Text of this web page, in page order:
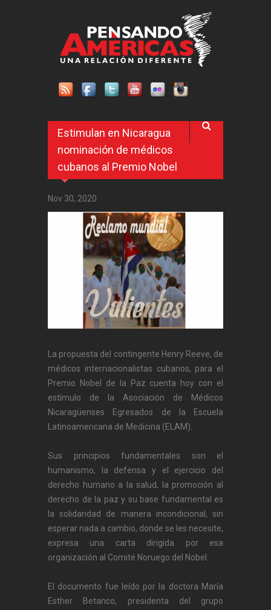
Estimulan en Nicaragua
nominación de médicos
cubanos al Premio Nobel
Nov 30, 2020
La propuesta del contingente Henry Reeve, de
médicos internacionalistas cubanos, para el
Premio Nobel de la Paz cuenta hoy con el
estímulo de la Asociación de Médicos
Nicaragüenses Egresados de la Escuela
Latinoamericana de Medicina (ELAM).
Sus principios fundamentales son el
humanismo, la defensa y el ejercicio del
derecho humano a la salud, la promoción al
derecho de la paz y su base fundamental es
la solidaridad de manera incondicional, sin
esperar nada a cambio, donde se les necesite,
expresa una carta dirigida por esa
organización al Comité Noruego del Nobel.
El documento fue leído por la doctora María
Esther Betanco, presidenta del grupo